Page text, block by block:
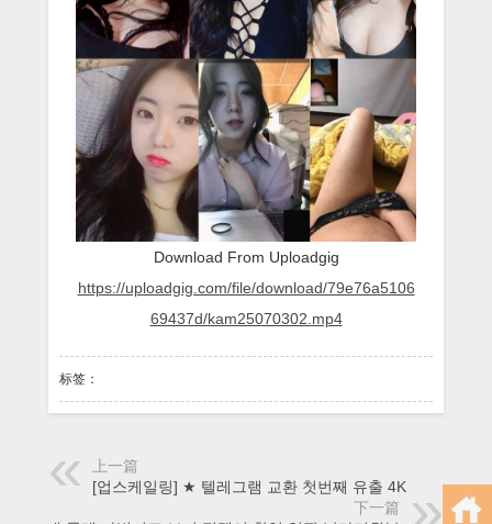
년
시
리
즈
시
작
합
니
다.
-
베
이
글
한
속
녀
Download From Uploadgig
https://uploadgig.com/file/download/79e76a5106
69437d/kam25070302.mp4
标签：
上一篇
[업스케일링] ★ 텔레그램 교환 첫번째 유출 4K
下一篇